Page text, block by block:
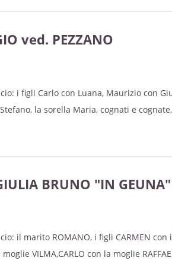
fratello Pietro, le sorelle Pasqualina ed
Lunedì e Martedì presso la Parrocchia S.
avrà luogo nella Parrocchia S.
dalla Residenza Buzzi di Envie
S. Marcellino di Envie Sabato
nella Parrocchia S. Marcellino di
ved. PEZZANO
i figli Carlo con Luana, Maurizio con
la sorella Maria, cognati e
in preghiera.
BRUNO "IN
il marito ROMANO, i figli CARMEN con
VILMA,CARLO con la moglie